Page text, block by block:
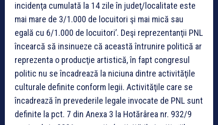
incidenţa cumulată la 14 zile în judeţ/localitate este
mai mare de 3/1.000 de locuitori şi mai mică sau
egală cu 6/1.000 de locuitori’. Deşi reprezentanţii PNL
încearcă să insinueze că această întrunire politică ar
reprezenta o producţie artistică, în fapt congresul
politic nu se încadrează la niciuna dintre activităţile
culturale definite conform legii. Activităţile care se
încadrează în prevederile legale invocate de PNL sunt
definite la pct. 7 din Anexa 3 la Hotărârea nr. 932/9